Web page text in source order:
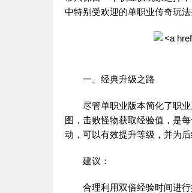
中特别受欢迎的单职业传奇玩法
一、经典升级之路
尽管单职业版本简化了职业
图，击败怪物获取经验值，是
动，可以有效提升等级，并为
建议：
合理利用双倍经验时间进行